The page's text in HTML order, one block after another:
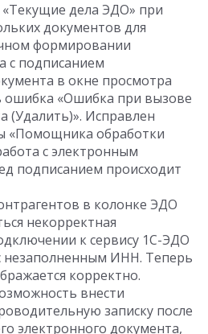
дела ЭДО» при
документов для
формировании
с подписанием
в окне просмотра
ошибка «Ошибка при вызове
(Удалить)». Исправлен
«Помощника обработки
с электронным
подписанием происходит
в колонке ЭДО
некорректная
к сервису 1С-ЭДО
незаполненным ИНН. Теперь
корректно.
внести
записку после
электронного документа,